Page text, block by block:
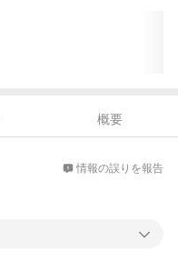
概要
情報の誤りを報告